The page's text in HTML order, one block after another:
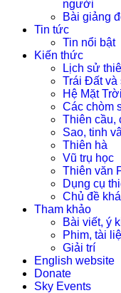
người
Bài giảng
Tin tức
Tin nổi bật
Kiến thức
Lịch sử
Trái Đất và
Hệ Mặt Trời
Các chòm
Thiên cầu,
Sao, tinh
Thiên hà
Vũ trụ học
Thiên văn
Dụng cụ
Chủ đề
Tham khảo
Bài viết, ý
Phim, tài
Giải trí
English website
Donate
Sky Events